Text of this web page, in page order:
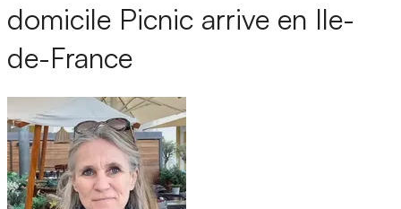
domicile Picnic arrive en Ile-
de-France